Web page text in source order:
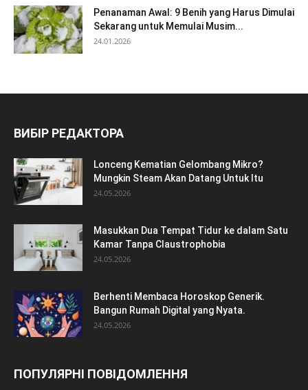
Penanaman Awal: 9 Benih yang Harus Dimulai
Sekarang untuk Memulai Musim...
24.01.2026
ВИБІР РЕДАКТОРА
Lonceng Kematian Gelombang Mikro?
Mungkin Steam Akan Datang Untuk Itu
24.05.2026
Masukkan Dua Tempat Tidur ke dalam Satu
Kamar Tanpa Claustrophobia
24.05.2026
Berhenti Membaca Horoskop Generik.
Bangun Rumah Digital yang Nyata.
24.05.2026
ПОПУЛЯРНІ ПОВІДОМЛЕННЯ